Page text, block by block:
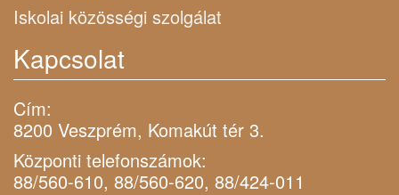
Iskolai közösségi szolgálat
Kapcsolat
Cím:
8200 Veszprém, Komakút tér 3.
Központi telefonszámok:
88/560-610, 88/560-620, 88/424-011